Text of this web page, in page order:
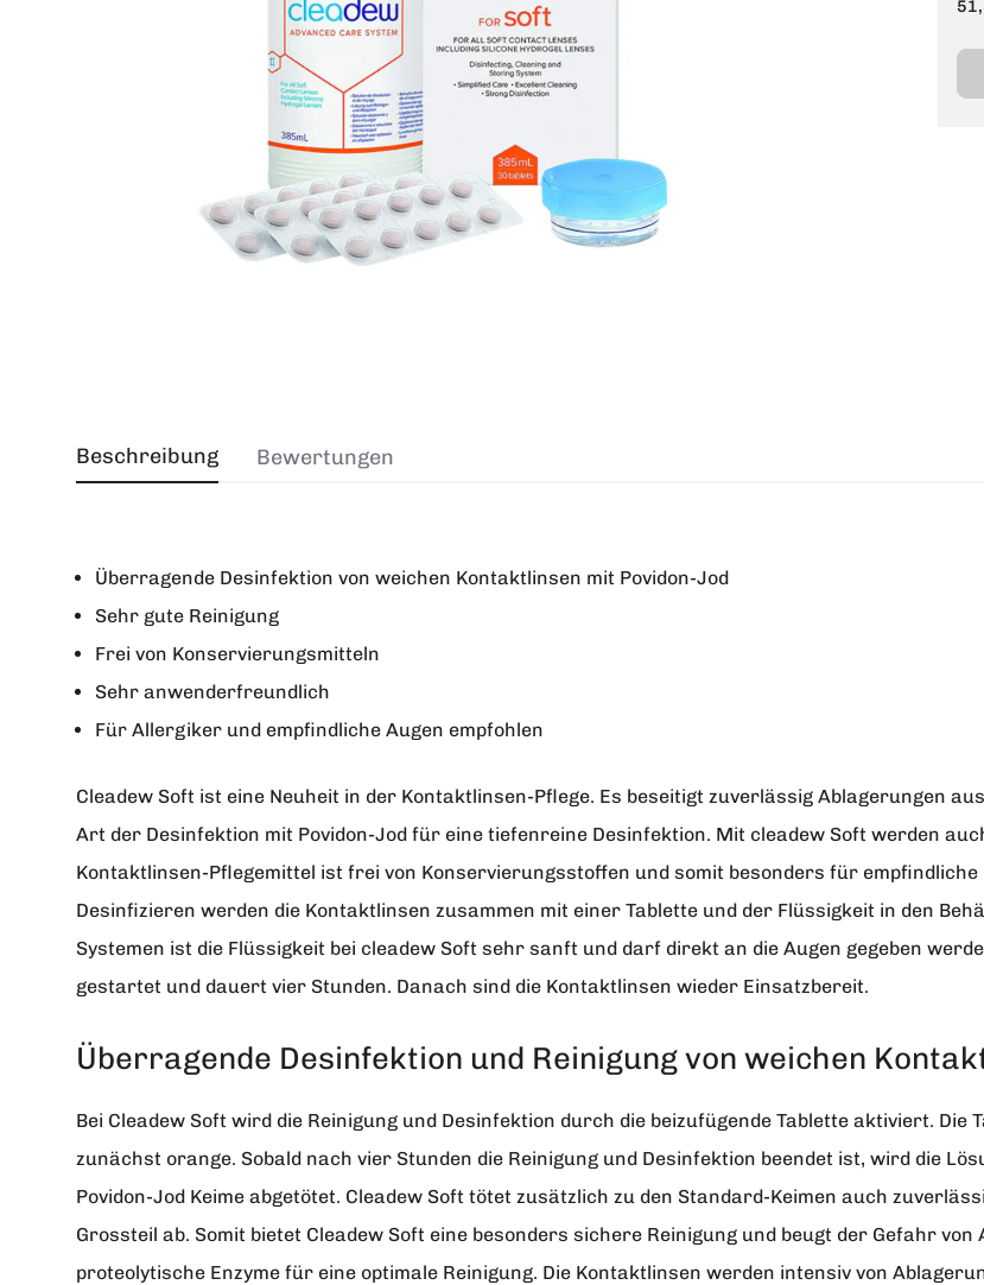
Beschreibung
Überragende Desinfektion von weichen Kontaktlinsen mit Povidon-Jod
Sehr gute Reinigung
Frei von Konservierungsmitteln
Sehr anwenderfreundlich
Für Allergiker und empfindliche Augen empfohlen
Cleadew Soft ist eine Neuheit in der Kontaktlinsen-Pflege. Es beseitigt zuverlässig Ablagerungen
Art der Desinfektion mit Povidon-Jod für eine tiefenreine Desinfektion. Mit cleadew Soft werden
Kontaktlinsen-Pflegemittel ist frei von Konservierungsstoffen und somit besonders für
Desinfizieren werden die Kontaktlinsen zusammen mit einer Tablette und der Flüssigkeit in den
Systemen ist die Flüssigkeit bei cleadew Soft sehr sanft und darf direkt an die Augen gegeben
gestartet und dauert vier Stunden. Danach sind die Kontaktlinsen wieder Einsatzbereit.
Überragende Desinfektion und Reinigung von weichen
Bei Cleadew Soft wird die Reinigung und Desinfektion durch die beizufügende Tablette aktiviert.
zunächst orange. Sobald nach vier Stunden die Reinigung und Desinfektion beendet ist, wird die
Povidon-Jod Keime abgetötet. Cleadew Soft tötet zusätzlich zu den Standard-Keimen auch
Grossteil ab. Somit bietet Cleadew Soft eine besonders sichere Reinigung und beugt der Gefahr
proteolytische Enzyme für eine optimale Reinigung. Die Kontaktlinsen werden intensiv von
Bewertungen